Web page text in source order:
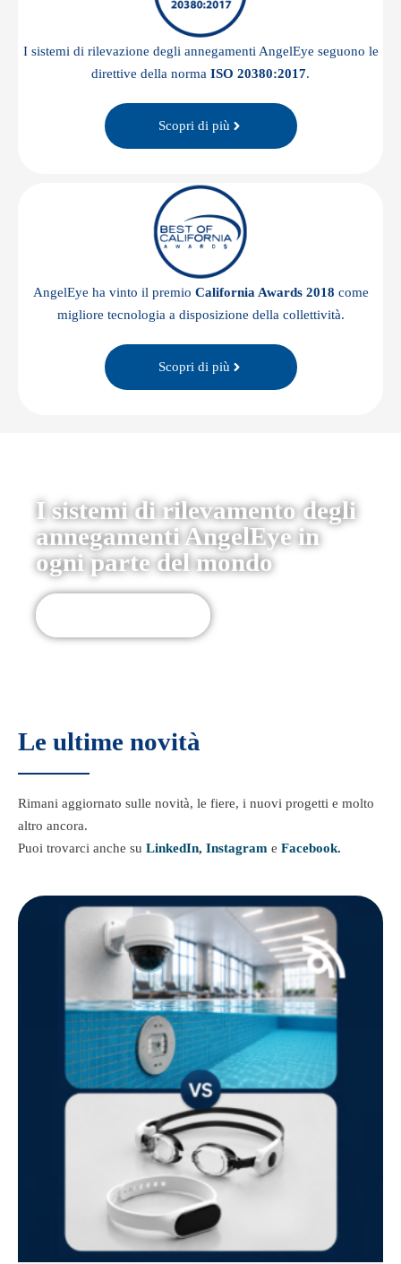
I sistemi di rilevazione degli annegamenti AngelEye seguono le
direttive della norma ISO 20380:2017.
Scopri di più
AngelEye ha vinto il premio California Awards 2018 come
migliore tecnologia a disposizione della collettività.
Scopri di più
I sistemi di rilevamento degli
annegamenti AngelEye in
ogni parte del mondo
Le ultime novità
Rimani aggiornato sulle novità, le fiere, i nuovi progetti e molto
altro ancora.
Puoi trovarci anche su LinkedIn, Instagram e Facebook.